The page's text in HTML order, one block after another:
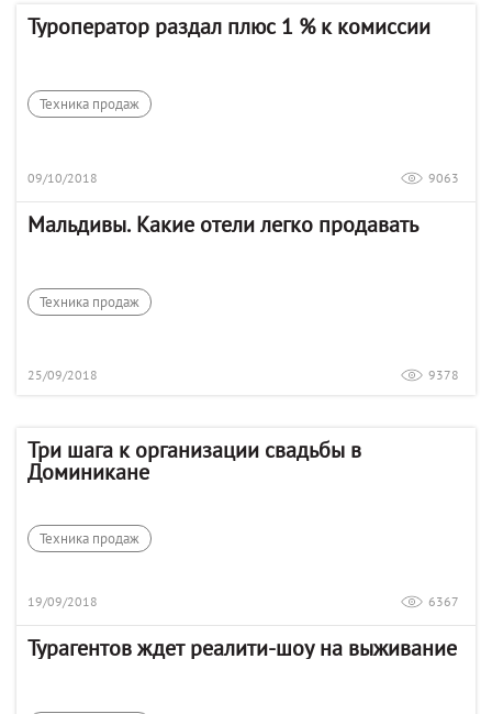
Туроператор раздал плюс 1 % к комиссии
Техника продаж
09/10/2018 9063
Мальдивы. Какие отели легко продавать
Техника продаж
25/09/2018 9378
Три шага к организации свадьбы в
Доминикане
Техника продаж
19/09/2018 6367
Турагентов ждет реалити-шоу на выживание